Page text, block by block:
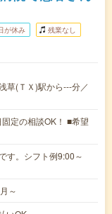
が休み 残業なし
草(ＴＸ)駅から---分／
定の相談OK！ ■希望
す。シフト例9:00～
～